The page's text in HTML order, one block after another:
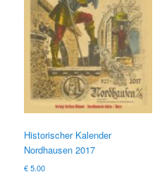
Historischer Kalender
Nordhausen 2017
€5.00